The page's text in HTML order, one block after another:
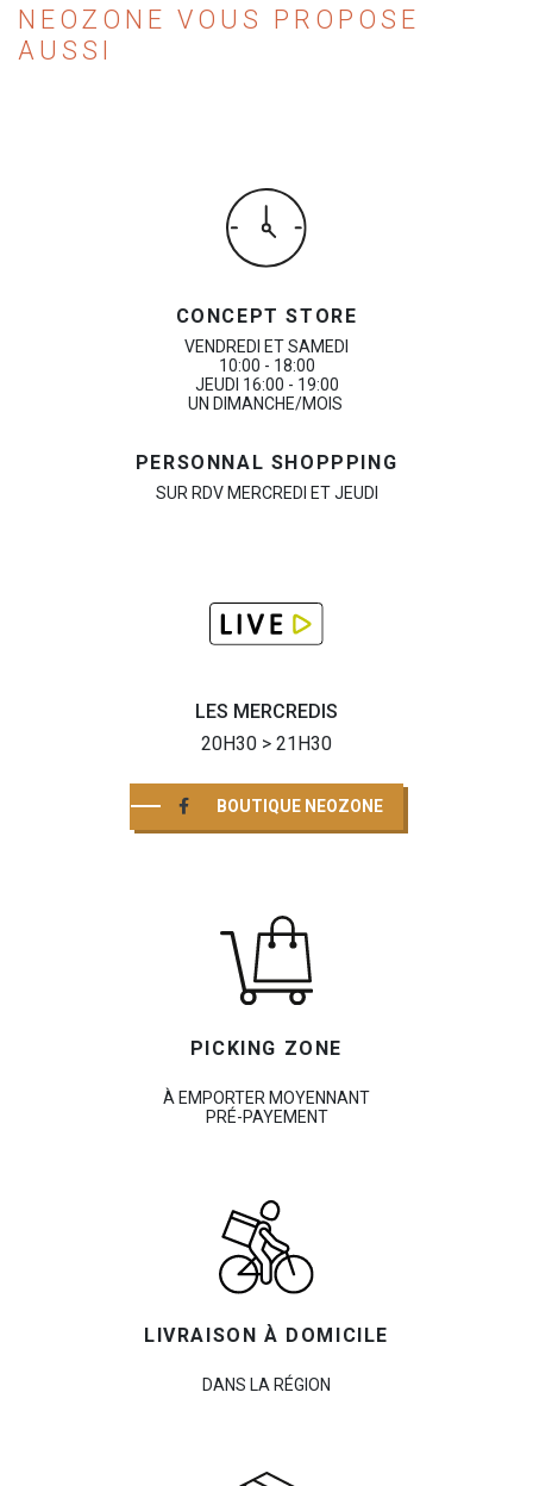
NEOZONE VOUS PROPOSE
AUSSI
CONCEPT STORE
VENDREDI ET SAMEDI
10:00 - 18:00
JEUDI 16:00 - 19:00
UN DIMANCHE/MOIS
PERSONNAL SHOPPPING
SUR RDV MERCREDI ET JEUDI
LES MERCREDIS
20H30 > 21H30
BOUTIQUE NEOZONE
PICKING ZONE
À EMPORTER MOYENNANT
PRÉ-PAYEMENT
LIVRAISON À DOMICILE
DANS LA RÉGION